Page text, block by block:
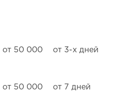
от 50 000 от 3-х дней
от 50 000 от 7 дней